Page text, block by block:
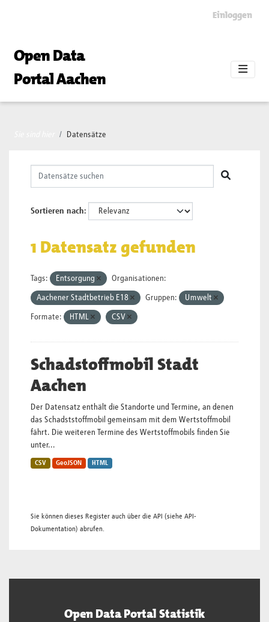
Einloggen
Open Data
Portal Aachen
Datensätze
Sortieren nach
1 Datensatz gefunden
Tags: Entsorgung Organisationen:
Aachener Stadtbetrieb E18 Gruppen: Umwelt
Formate: HTML CSV
Schadstoffmobil Stadt
Aachen
Der Datensatz enthält die Standorte und Termine, an denen
das Schadststoffmobil gemeinsam mit dem Wertstoffmobil
fährt. Die weiteren Termine des Wertstoffmobils finden Sie
unter...
CSV GeoJSON HTML
Sie können dieses Register auch über die API (siehe API-
Dokumentation) abrufen.
Open Data Portal Statistik